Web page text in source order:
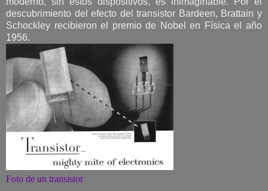
descubrimiento del efecto del transistor Bardeen, Brattain y
Schockley recibieron el premio de Nobel en Física el año
1956.
Foto de un transistor